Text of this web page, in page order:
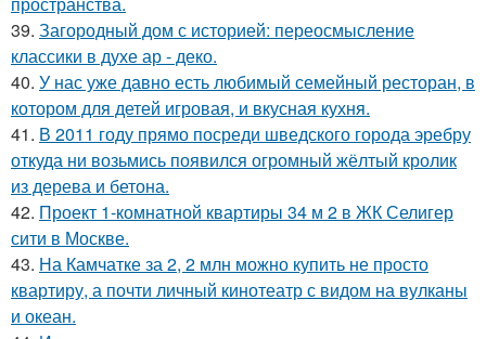
39. Загородный дом с историей: переосмысление
классики в духе ар - деко.
40. У нас уже давно есть любимый семейный ресторан, в
котором для детей игровая, и вкусная кухня.
41. В 2011 году прямо посреди шведского города эребру
откуда ни возьмись появился огромный жёлтый кролик
из дерева и бетона.
42. Проект 1-комнатной квартиры 34 м 2 в ЖК Селигер
сити в Москве.
43. На Камчатке за 2, 2 млн можно купить не просто
квартиру, а почти личный кинотеатр с видом на вулканы
и океан.